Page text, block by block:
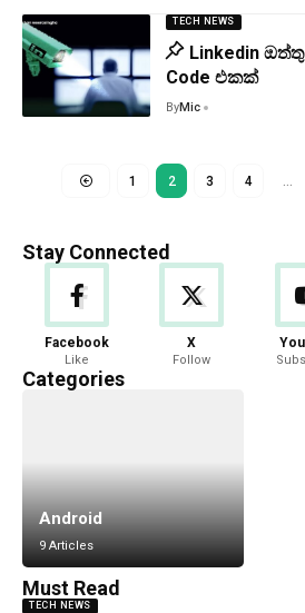
TECH NEWS
Linkedin
Code එකක්
ByMic
1 2 3 4 …
Stay Connected
Facebook
Like
X
Follow
Categories
Android
9 Articles
Must Read
TECH NEWS